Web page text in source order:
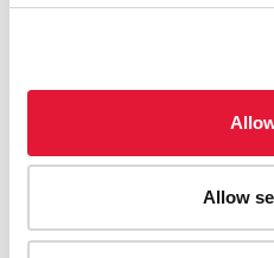
Allow
protéger ces populations et
de l'infection à VIH sont
d'importance et
Dans la région, la
avec le VIH et des
sont toujours très